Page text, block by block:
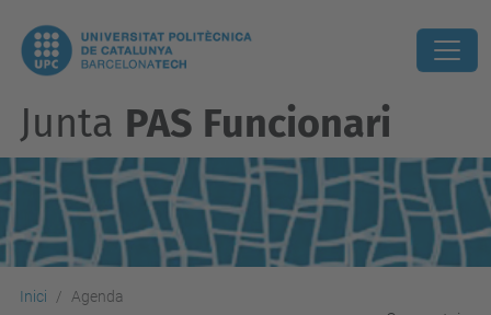
Junta PAS Funcionari
Inici Agenda